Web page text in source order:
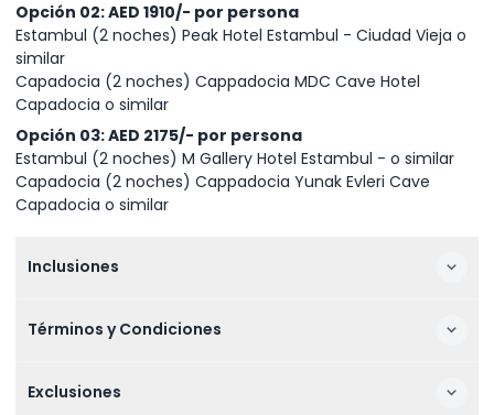
Opción 02:AED 1910/- por persona
Estambul (2 noches) Peak Hotel Estambul - Ciudad Vieja o
similar
Capadocia (2 noches) Cappadocia MDC Cave Hotel
Capadocia o similar
Opción 03: AED 2175/- por persona
Estambul (2 noches) M Gallery Hotel Estambul - o similar
Capadocia (2 noches) Cappadocia Yunak Evleri Cave
Capadocia o similar
Inclusiones
Términos y Condiciones
Exclusiones